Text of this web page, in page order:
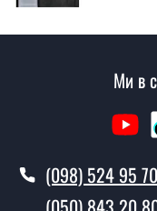
Вартість
Як швидко
У той самий день
Ми в
(098) 524 95 70